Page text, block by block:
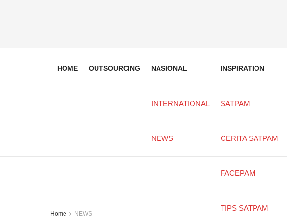
HOME OUTSOURCING NASIONAL
INTERNATIONAL
NEWS
INSPIRATION
SATPAM
CERITA SATPAM
FACEPAM
TIPS SATPAM
Home NEWS